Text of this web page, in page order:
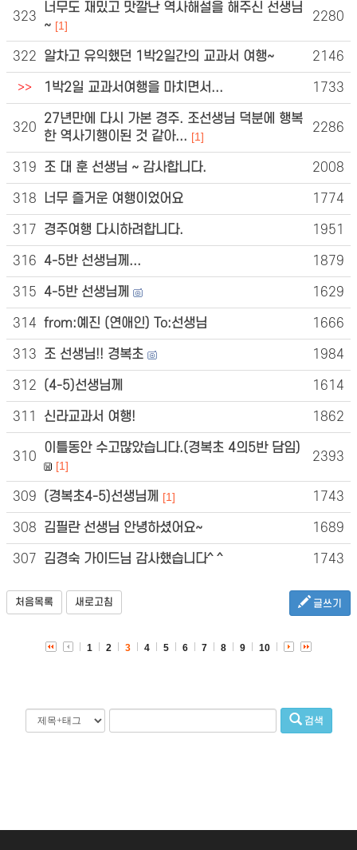
323
너무도 재밌고 맛깔난 역사해설을 해주신 선생님
~ [1]
2280
322 알차고 유익했던 1박2일간의 교과서 여행~ 2146
>> 1박2일 교과서여행을 마치면서... 1733
320
27년만에 다시 가본 경주. 조선생님 덕분에 행복
한 역사기행이된 것 같아... [1]
2286
319 조 대 훈 선생님 ~ 감사합니다. 2008
318 너무 즐거운 여행이었어요 1774
317 경주여행 다시하려합니다. 1951
316 4-5반 선생님께... 1879
315 4-5반 선생님께 1629
314 from:예진 (연애인) To:선생님 1666
313 조 선생님!! 경복초 1984
312 (4-5)선생님께 1614
311 신라교과서 여행! 1862
310
이틀동안 수고많았습니다.(경복초 4의5반 담임)
[1]
2393
309 (경복초4-5)선생님께 [1] 1743
308 김필란 선생님 안녕하셨어요~ 1689
307 김경숙 가이드님 감사했습니다^ ^ 1743
처음목록 새로고침 글쓰기
1 2 3 4 5 6 7 8 9 10
검색